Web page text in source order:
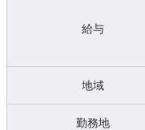
給与
地域
勤務地